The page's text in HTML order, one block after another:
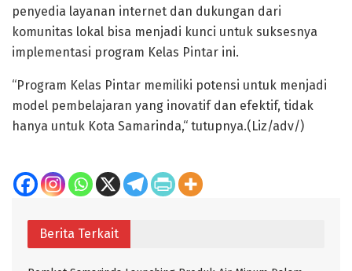
penyedia layanan internet dan dukungan dari
komunitas lokal bisa menjadi kunci untuk suksesnya
implementasi program Kelas Pintar ini.
“Program Kelas Pintar memiliki potensi untuk menjadi
model pembelajaran yang inovatif dan efektif, tidak
hanya untuk Kota Samarinda,“ tutupnya.(Liz/adv/)
Berita Terkait